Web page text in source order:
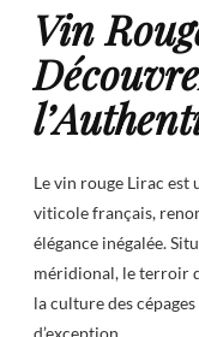
Vin
Le vin rouge Lirac
viticole français,
élégance inégalée.
méridional, le terroir
la culture des
d’exception.